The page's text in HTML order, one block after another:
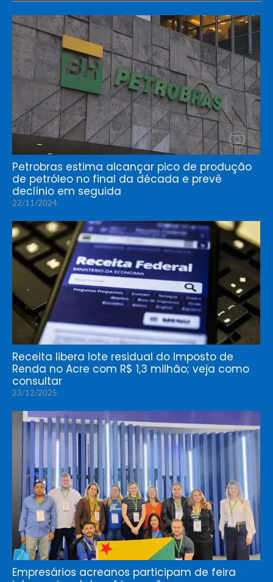
Petrobras estima alcançar pico de produção
de petróleo no final da década e prevê
declínio em seguida
22/11/2024
Receita libera lote residual do Imposto de
Renda no Acre com R$ 1,3 milhão; veja como
consultar
23/12/2025
Empresários acreanos participam de feira